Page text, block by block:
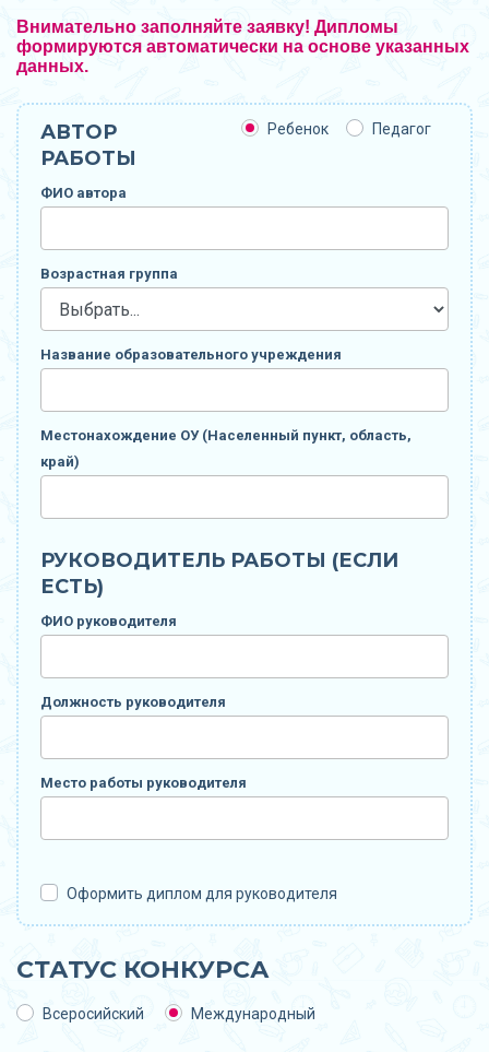
Внимательно заполняйте заявку! Дипломы
формируются автоматически на основе указанных
данных.
АВТОР
РАБОТЫ
Ребенок Педагог
ФИО автора
Возрастная группа
Название образовательного учреждения
Местонахождение ОУ (Населенный пункт, область,
край)
РУКОВОДИТЕЛЬ РАБОТЫ (ЕСЛИ
ЕСТЬ)
ФИО руководителя
Должность руководителя
Место работы руководителя
Оформить диплом для руководителя
СТАТУС КОНКУРСА
Всеросийский Международный